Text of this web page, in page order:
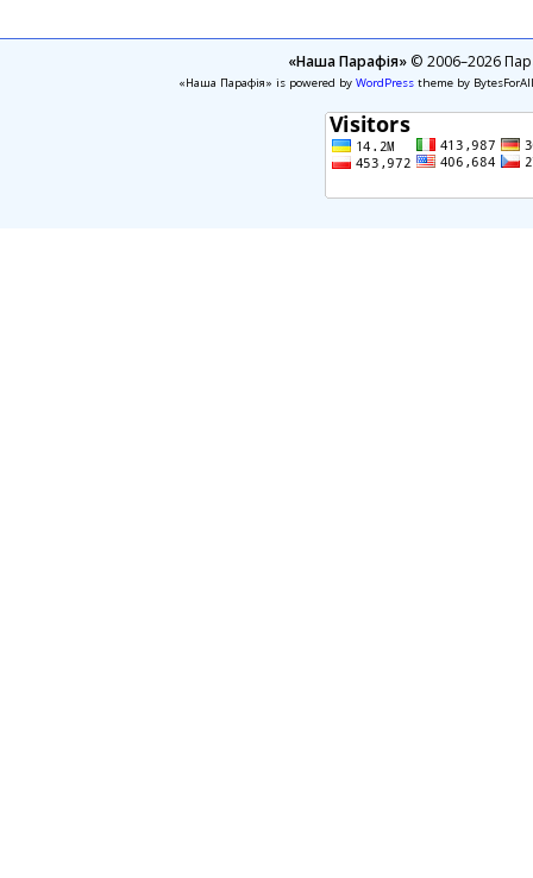
«Наша Парафія»© 2006–2026
«Наша Парафія» is powered by WordPresstheme by